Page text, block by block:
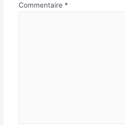
Commentaire *